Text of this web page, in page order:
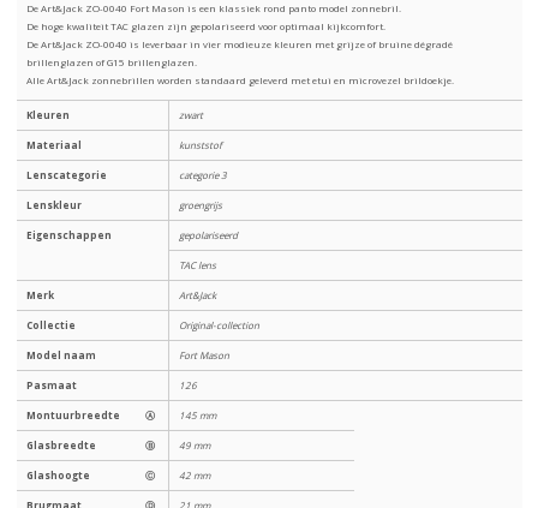
De Art&Jack ZO-0040 Fort Mason is een klassiek rond panto model zonnebril.
De hoge kwaliteit TAC glazen zijn gepolariseerd voor optimaal kijkcomfort.
De Art&Jack ZO-0040 is leverbaar in vier modieuze kleuren met grijze of bruine dégradé
brillenglazen of G15 brillenglazen.
Alle Art&Jack zonnebrillen worden standaard geleverd met etui en microvezel brildoekje.
Kleuren zwart
Materiaal kunststof
Lenscategorie categorie 3
Lenskleur groengrijs
Eigenschappen gepolariseerd
TAC lens
Merk Art&Jack
Collectie Original-collection
Model naam Fort Mason
Pasmaat 126
Montuurbreedte Ⓐ 145 mm
Glasbreedte Ⓑ 49 mm
Glashoogte Ⓒ 42 mm
Brugmaat Ⓓ 21 mm